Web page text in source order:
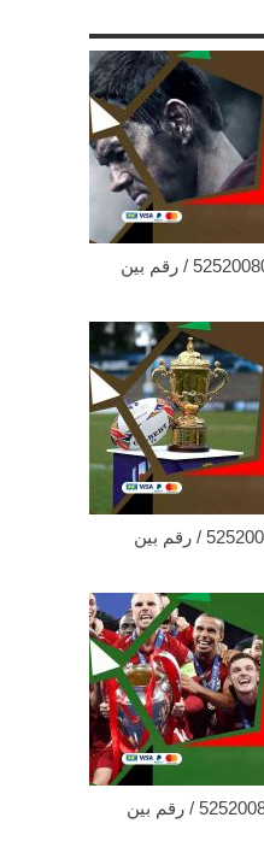
بي ان سبورت المنقف / 52520080 / رقم بين
بي ان سبورت الظهر / 52520080 / رقم بين
بي ان سبورت العقيلة / 52520080 / رقم بين